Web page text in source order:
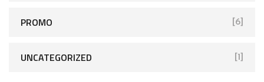
PROMO [6]
UNCATEGORIZED [1]